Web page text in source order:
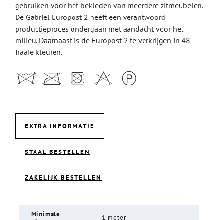
gebruiken voor het bekleden van meerdere zitmeubelen.
De Gabriel Europost 2 heeft een verantwoord
productieproces ondergaan met aandacht voor het
milieu. Daarnaast is de Europost 2 te verkrijgen in 48
fraaie kleuren.
EXTRA INFORMATIE
STAAL BESTELLEN
ZAKELIJK BESTELLEN
Minimale
1 meter